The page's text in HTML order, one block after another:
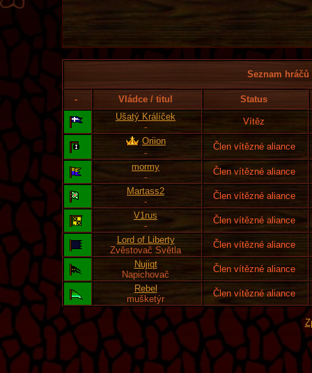
Seznam
- Vládce / titul
Status
Ušatý Králíček
-
Vítěz
Oriion
-
Člen vítězné aliance
mormy
-
Člen vítězné aliance
Martass2
-
Člen vítězné aliance
V1rus
-
Člen vítězné aliance
Lord of Liberty
Zvěstovač Světla
Člen vítězné aliance
Nujiqt
Napichovač
Člen vítězné aliance
Rebel
mušketýr
Člen vítězné aliance